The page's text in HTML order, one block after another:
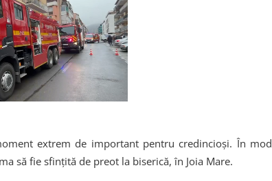
extrem de important pentru credincioși. În mod
să fie sfințită de preot la biserică, în Joia Mare.